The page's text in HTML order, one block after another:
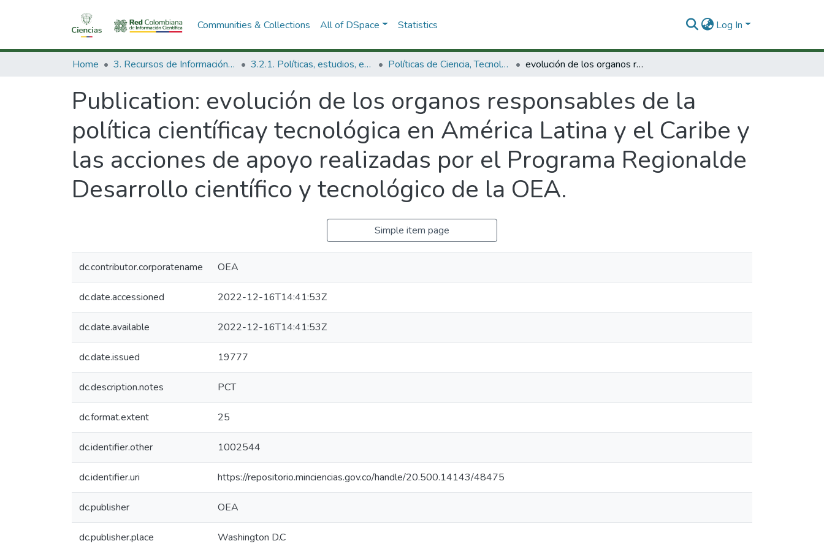
Communities & Collections All of DSpace Statistics Log In
Home 3. Recursos de Información Científica y Tecnológica 3.2.1. Políticas, estudios, evaluaciones e indicadores de CTeI Políticas de Ciencia, Tecnología e Innovación evolución de los organos responsables de la política científicay tecnológica en América Latina y el Caribe y las acciones de apoyo realizadas por el Programa Regionalde Desarrollo científico y tecnológico de la OEA.
Publication: evolución de los organos responsables de la
política científicay tecnológica en América Latina y el Caribe y
las acciones de apoyo realizadas por el Programa Regionalde
Desarrollo científico y tecnológico de la OEA.
Simple item page
dc.contributor.corporatename OEA
dc.date.accessioned 2022-12-16T14:41:53Z
dc.date.available 2022-12-16T14:41:53Z
dc.date.issued 19777
dc.description.notes PCT
dc.format.extent 25
dc.identifier.other 1002544
dc.identifier.uri https://repositorio.minciencias.gov.co/handle/20.500.14143/48475
dc.publisher OEA
dc.publisher.place Washington D.C